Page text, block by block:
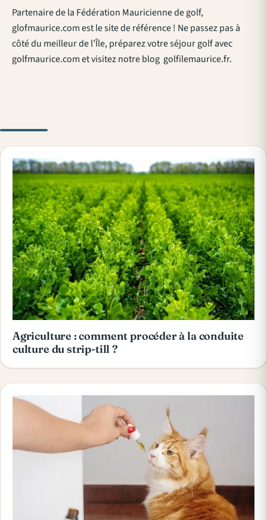
Partenaire de la Fédération Mauricienne de golf,
glofmaurice.com est le site de référence ! Ne passez pas à
côté du meilleur de l’Île, préparez votre séjour golf avec
golfmaurice.com et visitez notre blog golfilemaurice.fr.
Agriculture : comment procéder à la conduite
culture du strip-till ?